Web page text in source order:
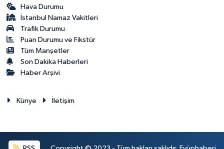
Hava Durumu
İstanbul Namaz Vakitleri
Trafik Durumu
Puan Durumu ve Fikstür
Tüm Manşetler
Son Dakika Haberleri
Haber Arşivi
Künye İletişim